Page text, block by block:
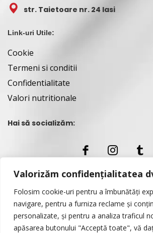
Valorizăm confidențialitatea
Folosim cookie-uri pentru a îmbunătăți
navigare, pentru a furniza reclame și
personalizate, și pentru a analiza traficul
apăsarea butonului "Acceptă toate", vă
str. Taietoare nr. 24 Iasi
Link-uri Utile:
Cookie
Termeni si conditii
Confidentialitate
Valori nutritionale
Hai să socializăm:
Link-uri Externe:
ANPC
Sol. litigii